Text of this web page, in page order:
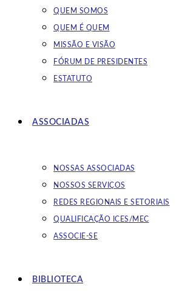
QUEM SOMOS
QUEM É QUEM
MISSÃO E VISÃO
FÓRUM DE PRESIDENTES
ESTATUTO
ASSOCIADAS
NOSSAS ASSOCIADAS
NOSSOS SERVIÇOS
REDES REGIONAIS E SETORIAIS
QUALIFICAÇÃO ICES/MEC
ASSOCIE-SE
BIBLIOTECA